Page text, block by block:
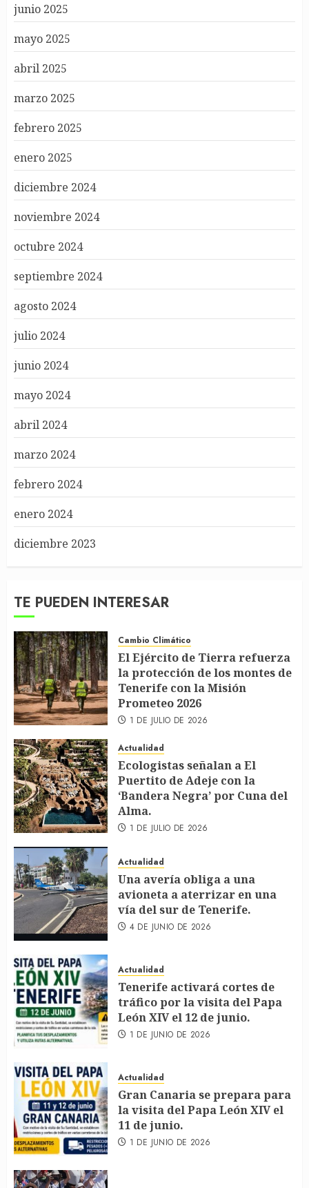
junio 2025
mayo 2025
abril 2025
marzo 2025
febrero 2025
enero 2025
diciembre 2024
noviembre 2024
octubre 2024
septiembre 2024
agosto 2024
julio 2024
junio 2024
mayo 2024
abril 2024
marzo 2024
febrero 2024
enero 2024
diciembre 2023
TE PUEDEN INTERESAR
Cambio Climático
El Ejército de Tierra refuerza
la protección de los montes de
Tenerife con la Misión
Prometeo 2026
1 DE JULIO DE 2026
Actualidad
Ecologistas señalan a El
Puertito de Adeje con la
‘Bandera Negra’ por Cuna del
Alma.
1 DE JULIO DE 2026
Actualidad
Una avería obliga a una
avioneta a aterrizar en una
vía del sur de Tenerife.
4 DE JUNIO DE 2026
Actualidad
Tenerife activará cortes de
tráfico por la visita del Papa
León XIV el 12 de junio.
1 DE JUNIO DE 2026
Actualidad
Gran Canaria se prepara para
la visita del Papa León XIV el
11 de junio.
1 DE JUNIO DE 2026